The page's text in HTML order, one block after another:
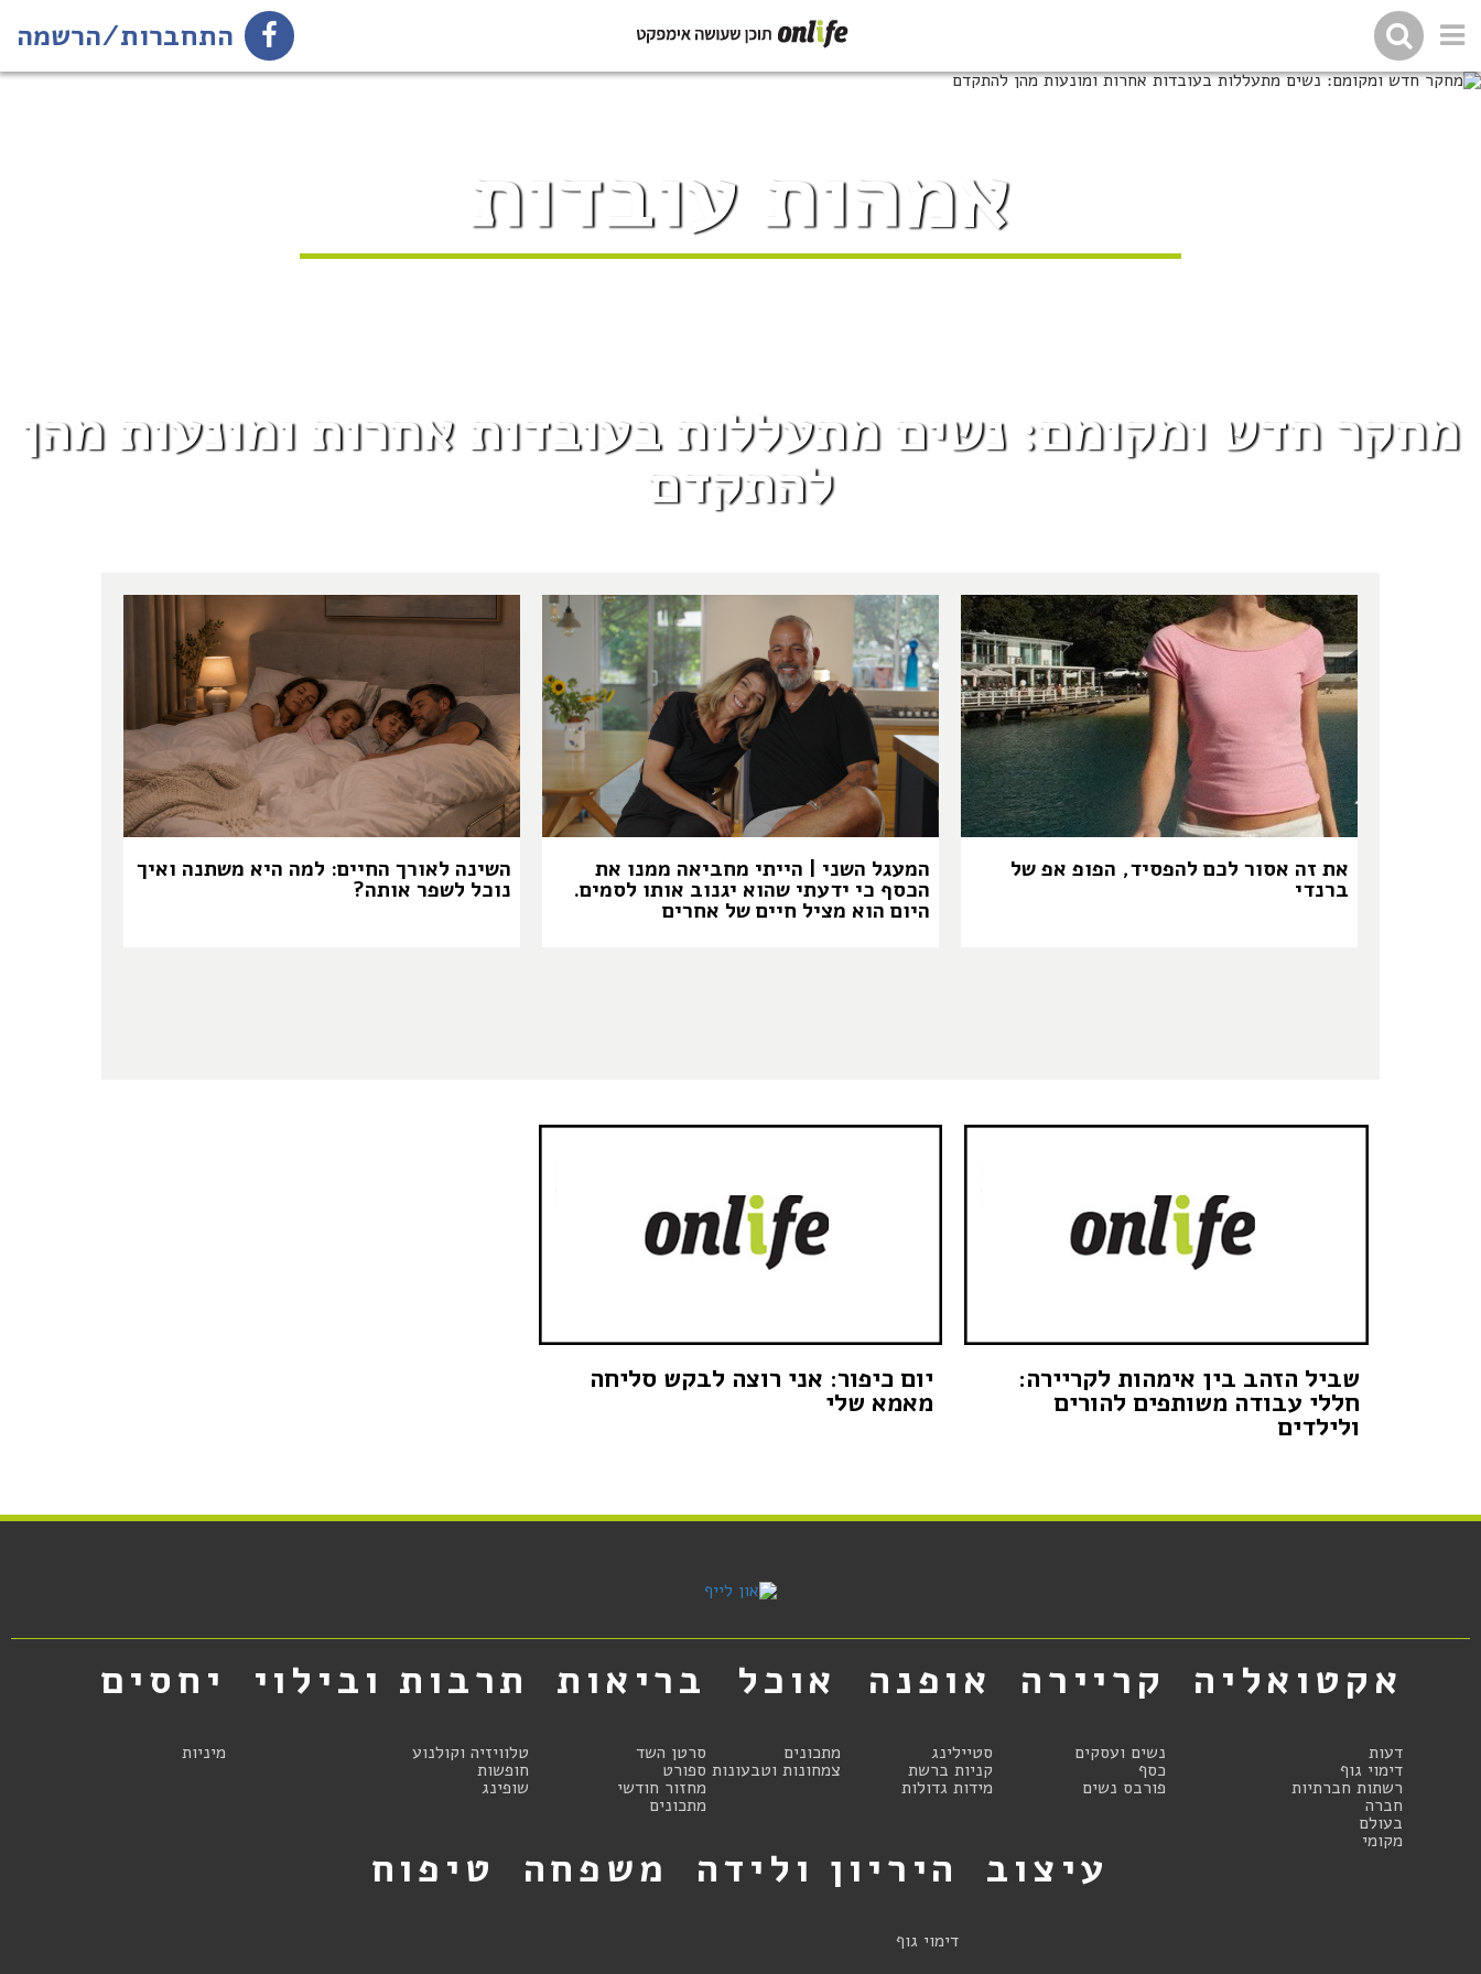
התחברות/הרשמה
אמהות עובדות
מחקר חדש ומקומם: נשים מתעללות בעובדות אחרות ומונעות מהן
להתקדם
את זה אסור לכם להפסיד, הפופ אפ של
ברנדי
המעגל השני | הייתי מחביאה ממנו את
הכסף כי ידעתי שהוא יגנוב אותו לסמים.
היום הוא מציל חיים של אחרים
השינה לאורך החיים: למה היא משתנה ואיך
נוכל לשפר אותה?
שביל הזהב בין אימהות לקריירה:
חללי עבודה משותפים להורים
ולילדים
יום כיפור: אני רוצה לבקש סליחה
מאמא שלי
אקטואליה
דעות
דימוי גוף
רשתות חברתיות
חברה
בעולם
מקומי
קריירה
נשים ועסקים
כסף
פורבס נשים
אופנה
סטיילינג
קניות ברשת
מידות גדולות
אוכל
מתכונים
צמחונות וטבעונות
בריאות
סרטן השד
ספורט
מחזור חודשי
מתכונים
תרבות ובילוי
טלוויזיה וקולנוע
חופשות
שופינג
יחסים
מיניות
עיצוב היריון ולידה
דימוי גוף
משפחה טיפוח